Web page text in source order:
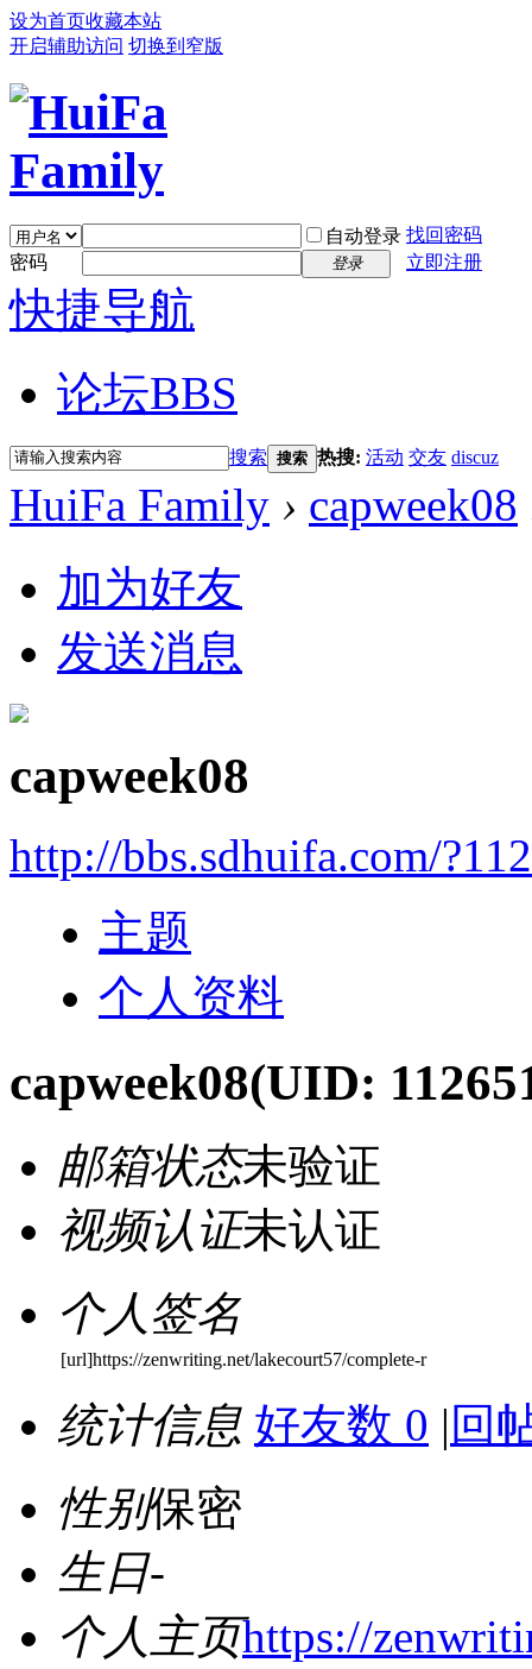
设为首页收藏本站
开启辅助访问 切换到窄版
自动登录 找回密码
密码
登录 立即注册
快捷导航
论坛BBS
搜索 搜索 热搜: 活动 交友 discuz
HuiFa Family › capweek08
加为好友
发送消息
capweek08
http://bbs.sdhuifa.com/
主题
个人资料
capweek08(UID:
邮箱状态未验证
视频认证未认证
个人签名
[url]https://zenwriting.net/lakecourt57/complete-r
统计信息 好友数 0 | 回
性别保密
生日-
个人主页https://